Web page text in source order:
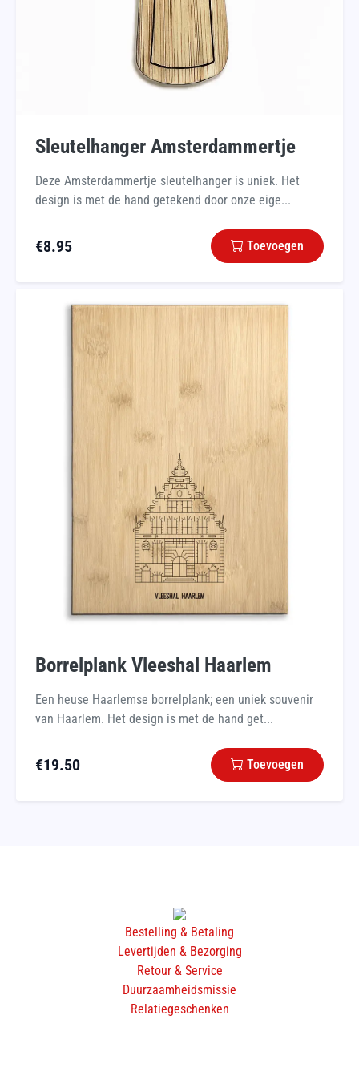
Sleutelhanger Amsterdammertje
Deze Amsterdammertje sleutelhanger is uniek. Het
design is met de hand getekend door onze eige...
€8.95 Toevoegen
Borrelplank Vleeshal Haarlem
Een heuse Haarlemse borrelplank; een uniek souvenir
van Haarlem. Het design is met de hand get...
€19.50 Toevoegen
Bestelling & Betaling
Levertijden & Bezorging
Retour & Service
Duurzaamheidsmissie
Relatiegeschenken